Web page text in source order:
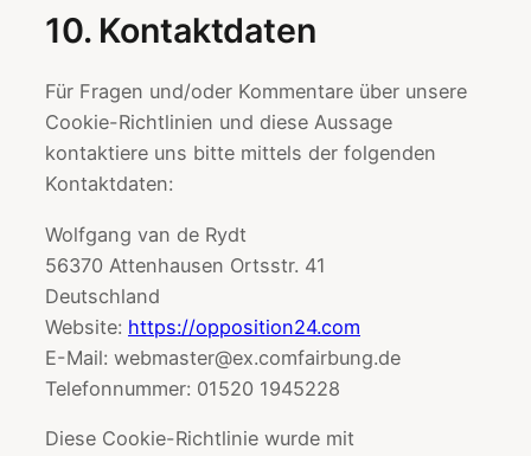
10. Kontaktdaten
Für Fragen und/oder Kommentare über unsere
Cookie-Richtlinien und diese Aussage
kontaktiere uns bitte mittels der folgenden
Kontaktdaten:
Wolfgang van de Rydt
56370 Attenhausen Ortsstr. 41
Deutschland
Website: https://opposition24.com
E-Mail: webmaster@ex.comfairbung.de
Telefonnummer: 01520 1945228
Diese Cookie-Richtlinie wurde mit